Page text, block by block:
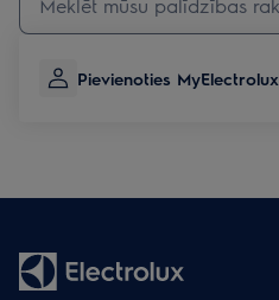
Pievienoties MyElectrolux